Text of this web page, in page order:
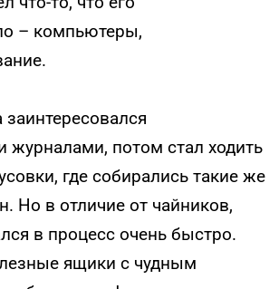
– компьютеры,
журналами, потом стал ходить
где собирались такие же
Но в отличие от чайников,
в процесс очень быстро.
ящики с чудным